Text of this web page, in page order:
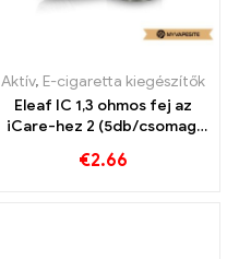
Aktív, E-cigaretta kiegészítők
Eleaf IC 1,3 ohmos fej az
iCare-hez 2 (5db/csomag)
nagykereskedelme丨Egyedi
€2.66